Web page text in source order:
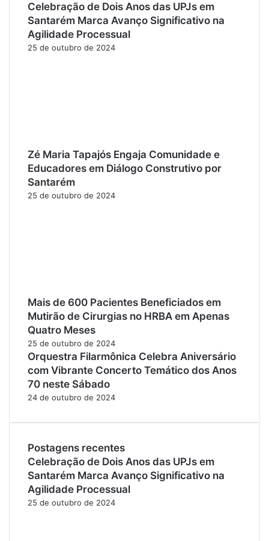
Celebração de Dois Anos das UPJs em
Santarém Marca Avanço Significativo na
Agilidade Processual
25 de outubro de 2024
Zé Maria Tapajós Engaja Comunidade e
Educadores em Diálogo Construtivo por
Santarém
25 de outubro de 2024
Mais de 600 Pacientes Beneficiados em
Mutirão de Cirurgias no HRBA em Apenas
Quatro Meses
25 de outubro de 2024
Orquestra Filarmônica Celebra Aniversário
com Vibrante Concerto Temático dos Anos
70 neste Sábado
24 de outubro de 2024
Postagens recentes
Celebração de Dois Anos das UPJs em
Santarém Marca Avanço Significativo na
Agilidade Processual
25 de outubro de 2024